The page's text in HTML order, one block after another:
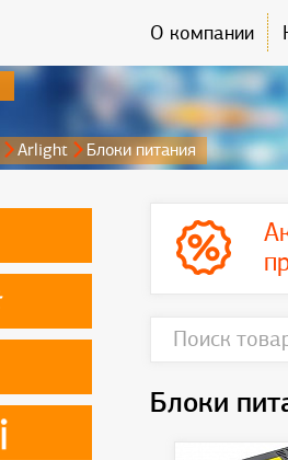
О компании
Arlight Блоки питания
Блоки